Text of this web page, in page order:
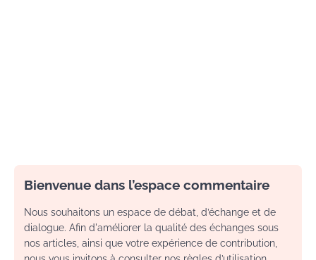
Bienvenue dans l’espace commentaire
Nous souhaitons un espace de débat, d’échange et de
dialogue. Afin d'améliorer la qualité des échanges sous
nos articles, ainsi que votre expérience de contribution,